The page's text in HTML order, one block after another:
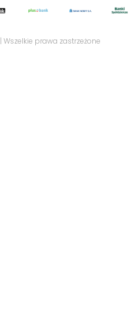
Wszelkie prawa zastrzeżone